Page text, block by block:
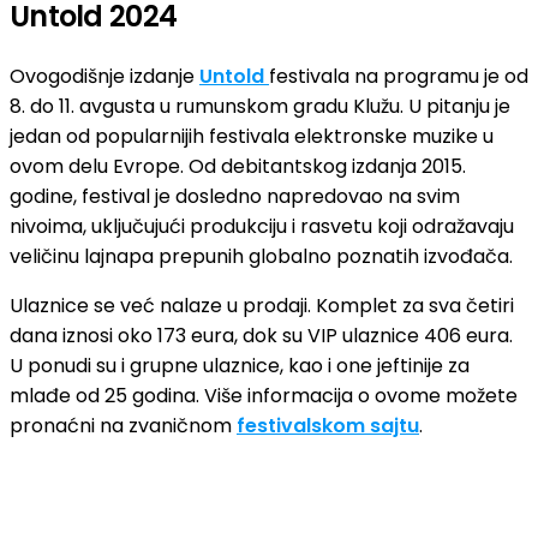
Untold 2024
Ovogodišnje izdanje Untold festivala na programu je od
8. do 11. avgusta u rumunskom gradu Klužu. U pitanju je
jedan od popularnijih festivala elektronske muzike u
ovom delu Evrope. Od debitantskog izdanja 2015.
godine, festival je dosledno napredovao na svim
nivoima, uključujući produkciju i rasvetu koji odražavaju
veličinu lajnapa prepunih globalno poznatih izvođača.
Ulaznice se već nalaze u prodaji. Komplet za sva četiri
dana iznosi oko 173 eura, dok su VIP ulaznice 406 eura.
U ponudi su i grupne ulaznice, kao i one jeftinije za
mlađe od 25 godina. Više informacija o ovome možete
pronaćni na zvaničnom festivalskom sajtu.